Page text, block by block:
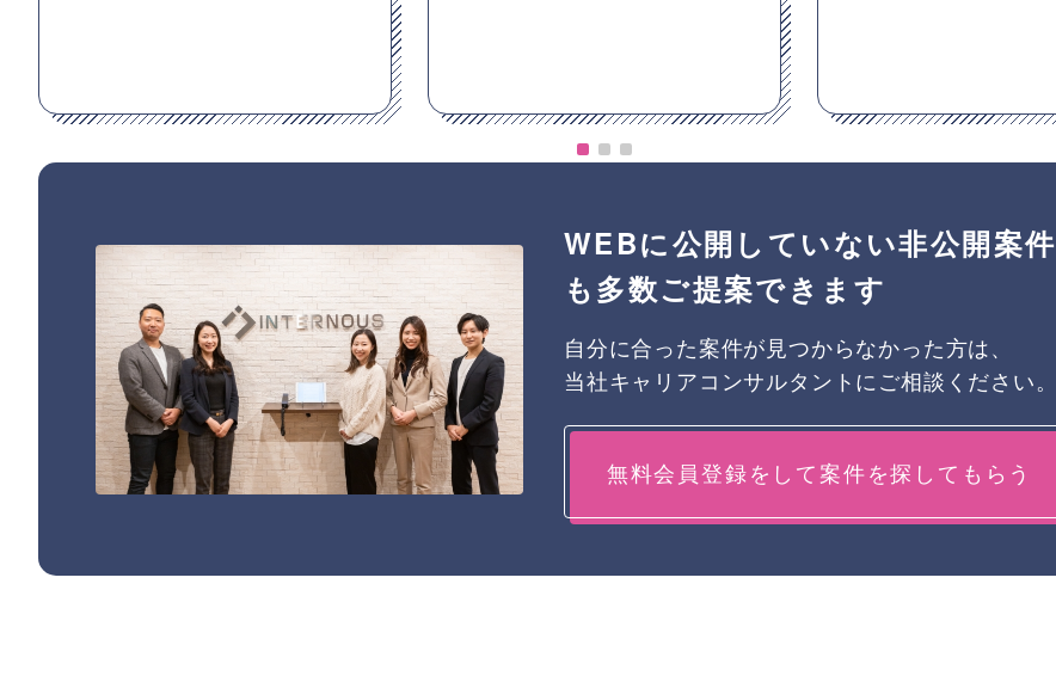
WEBに公開していない非公開案件
も多数ご提案できます
自分に合った案件が見つからなかった方は、
当社キャリアコンサルタントにご相談ください。
無料会員登録をして案件を探してもらう